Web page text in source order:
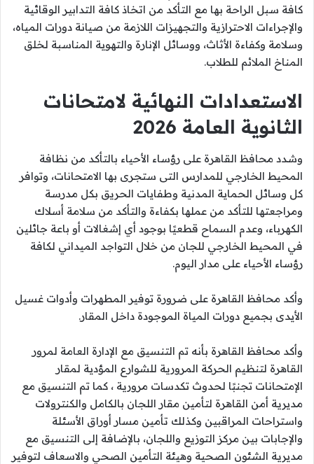
كافة سبل الراحة بها مع التأكد من اتخاذ كافة التدابير الوقائية
والإجراءات الاحترازية والتجهيزات اللازمة من صيانة دورات المياه،
وسلامة وكفاءة الأثاث، ووسائل الإنارة والتهوية المناسبة لخلق
المناخ الملائم للطلاب.
الاستعدادات النهائية لامتحانات
الثانوية العامة 2026
وشدد محافظ القاهرة على رؤساء الأحياء بالتأكد من نظافة
المحيط الخارجي للمدارس التى ستجرى بها الامتحانات، وتوافر
كل وسائل الحماية المدنية وطفايات الحريق بكل مدرسة
ومراجعتها للتأكد من عملها بكفاءة والتأكد من سلامة أسلاك
الكهرباء، وعدم السماح قطعيًا بوجود أي إشغالات أو باعة جائلين
في المحيط الخارجي للجان من خلال التواجد الميداني لكافة
رؤساء الأحياء على مدار اليوم.
وأكد محافظ القاهرة على ضرورة توفير المطهرات وأدوات غسيل
الأيدى بجميع دورات المياة الموجودة داخل المقار.
وأكد محافظ القاهرة بأنه تم التنسيق مع الإدارة العامة لمرور
القاهرة لتنظيم الحركة المرورية للشوارع المؤدية لمقار
الإمتحانات تجنبًا لحدوث تكدسات مرورية ، كما تم التنسيق مع
مديرية أمن القاهرة لتأمين مقار اللجان بالكامل والكنترولات
واستراحات المراقبين وكذلك تأمين مسار أوراق الأسئلة
والإجابات بين مركز التوزيع واللجان، بالإضافة إلى التنسيق مع
مديرية الشئون الصحية وهيئة التأمين الصحي والاسعاف لتوفير